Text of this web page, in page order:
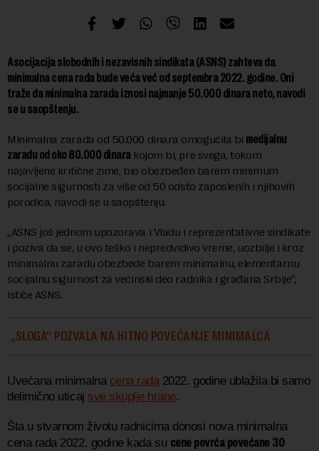
Asocijacija slobodnih i nezavisnih sindikata (ASNS) zahteva da
minimalna cena rada bude veća već od septembra 2022. godine. Oni
traže da minimalna zarada iznosi najmanje 50.000 dinara neto, navodi
se u saopštenju.
Minimalna zarada od 50.000 dinara omogućila bi medijalnu
zaradu od oko 80.000 dinarakojom bi, pre svega, tokom
najavljene kritične zime, bio obezbeđen barem minimum
socijalne sigurnosti za više od 50 odsto zaposlenih i njihovih
porodica, navodi se u saopštenju.
„ASNS još jednom upozorava i Vladu i reprezentativne sindikate
i poziva da se, u ovo teško i nepredvidivo vreme, uozbilje i kroz
minimalnu zaradu obezbede barem minimalnu, elementarnu
socijalnu sigurnost za većinski deo radnika i građana Srbije“,
ističe ASNS.
„SLOGA“ POZVALA NA HITNO POVEĆANJE MINIMALCA
Uvećana minimalna cena rada2022. godine ublažila bi samo
delimično uticaj sve skuplje hrane.
Šta u stvarnom životu radnicima donosi nova minimalna
cena rada 2022. godine kada su cene povrća povećane 30